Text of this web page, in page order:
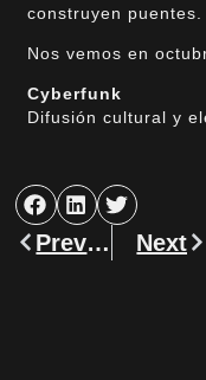
construyen puentes.
Nos vemos en
Cyberfunk
Difusión cultural y
Previous Next